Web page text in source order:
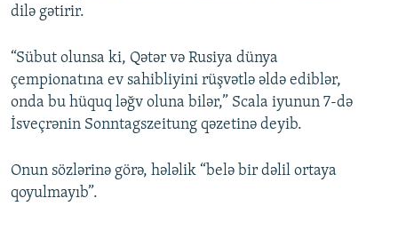
dilə gətirir.
“Sübut olunsa ki, Qətər və Rusiya dünya
çempionatına ev sahibliyini rüşvətlə əldə ediblər,
onda bu hüquq ləğv oluna bilər,” Scala iyunun 7-də
İsveçrənin Sonntagszeitung qəzetinə deyib.
Onun sözlərinə görə, hələlik “belə bir dəlil ortaya
qoyulmayıb”.